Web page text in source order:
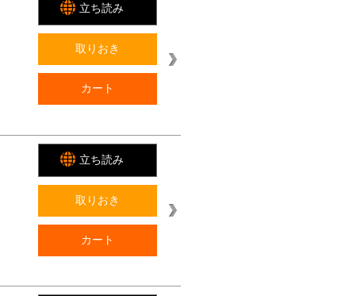
立ち読み
取りおき
カート
立ち読み
取りおき
カート